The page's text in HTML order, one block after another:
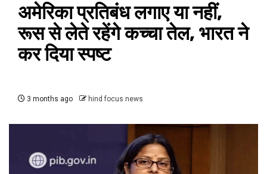
अमेरिका प्रतिबंध लगाए या नहीं,
रूस से लेते रहेंगे कच्चा तेल, भारत ने
कर दिया स्पष्ट
3 months ago hind focus news